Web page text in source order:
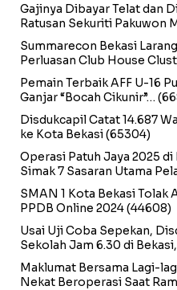
Gajinya Dibayar Telat dan
Ratusan Sekuriti Pakuwon
Summarecon Bekasi
Perluasan Club House
Pemain Terbaik AFF U-16
Ganjar “Bocah Cikunir”…
Disdukcapil Catat 14.687
ke Kota Bekasi(65304)
Operasi Patuh Jaya 2025
Simak 7 Sasaran Utama
SMAN 1 Kota Bekasi
PPDB Online 2024(44608)
Usai Uji Coba Sepekan,
Sekolah Jam 6.30 di
Maklumat Bersama Lagi-
Nekat Beroperasi Saat